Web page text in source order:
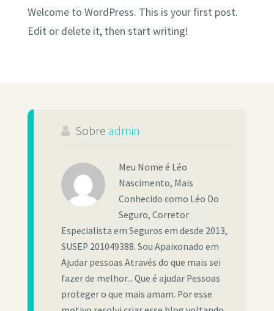
Welcome to WordPress. This is your first post.
Edit or delete it, then start writing!
Sobre admin
Meu Nome é Léo
Nascimento, Mais
Conhecido como Léo Do
Seguro, Corretor
Especialista em Seguros em desde 2013,
SUSEP 201049388. Sou Apaixonado em
Ajudar pessoas Através do que mais sei
fazer de melhor... Que é ajudar Pessoas
proteger o que mais amam. Por esse